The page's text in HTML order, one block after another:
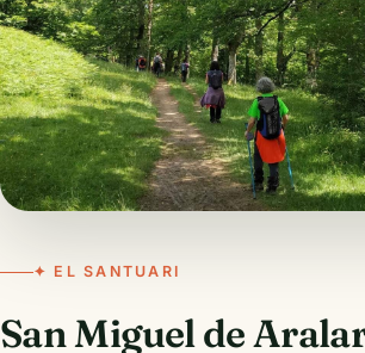
✦ EL SANTUARI
San Miguel de